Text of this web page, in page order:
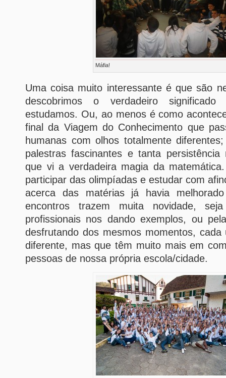
Máfia!
Uma coisa muito interessante é que são
descobrimos o verdadeiro
estudamos. Ou, ao menos é como
final da Viagem do Conhecimento que
humanas com olhos totalmente
palestras fascinantes e tanta
que vi a verdadeira magia da
participar das olimpíadas e estudar com
acerca das matérias já havia
encontros trazem muita novidade,
profissionais nos dando exemplos, ou
desfrutando dos mesmos momentos,
diferente, mas que têm muito mais em
pessoas de nossa própria escola/cidade.